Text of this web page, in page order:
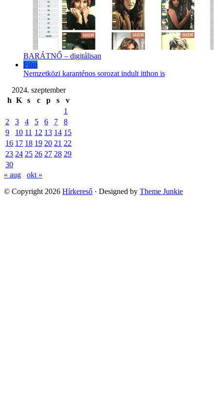
BARÁTNŐ – digitálisan
Film
Nemzetközi karanténos sorozat indult itthon is
2024. szeptember
h K s c p s
v
1
2
3 4 5 6 7
8
9
10 11 12 13 14 15
16 17 18 19 20 21 22
23 24 25 26 27 28 29
30
« aug
okt »
© Copyright 2026 Hírkereső · Designed by Theme Junkie